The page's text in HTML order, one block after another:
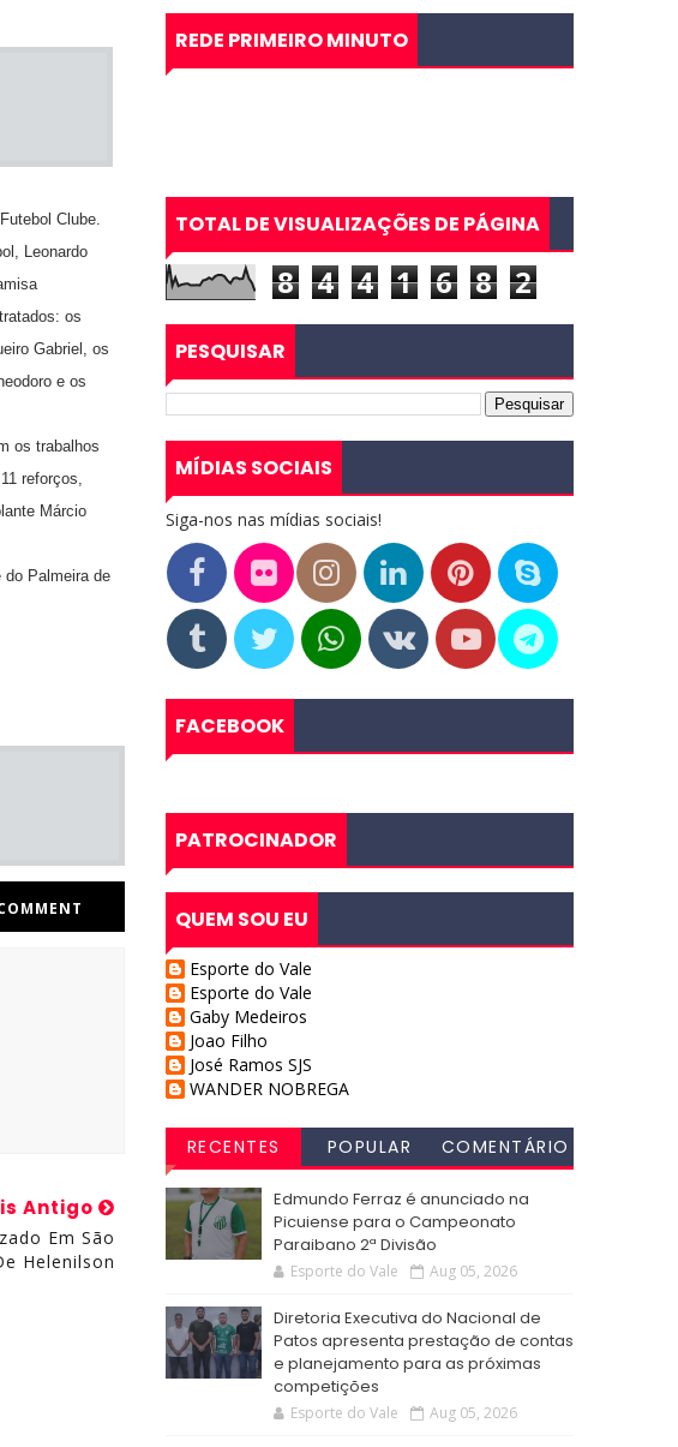
Clube.
Leonardo
os
Gabriel, os
e os
os trabalhos
reforços,
Márcio
do Palmeira de
Antigo
Em São
Helenilson
REDE PRIMEIRO MINUTO
TOTAL DE VISUALIZAÇÕES DE PÁGINA
8 4 4 1 6 8 2
PESQUISAR
MÍDIAS SOCIAIS
Siga-nos nas mídias sociais!
FACEBOOK
PATROCINADOR
QUEM SOU EU
Esporte do Vale
Esporte do Vale
Gaby Medeiros
Joao Filho
José Ramos SJS
WANDER NOBREGA
RECENTES POPULAR
COMENTÁRIO
Edmundo Ferraz é anunciado na
Picuiense para o Campeonato
Paraibano 2ª Divisão
Esporte do Vale Aug 05, 2026
Diretoria Executiva do Nacional de
Patos apresenta prestação de contas
e planejamento para as próximas
competições
Esporte do Vale Aug 05, 2026